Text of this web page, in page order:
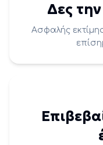
Δες
Ασφαλής